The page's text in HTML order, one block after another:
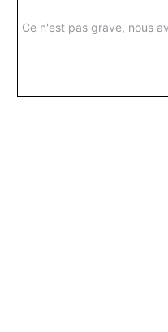
Ce n'est pas grave, nous